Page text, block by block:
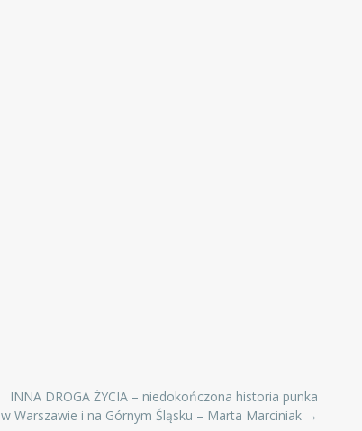
INNA DROGA ŻYCIA – niedokończona historia punka
w Warszawie i na Górnym Śląsku – Marta Marciniak →